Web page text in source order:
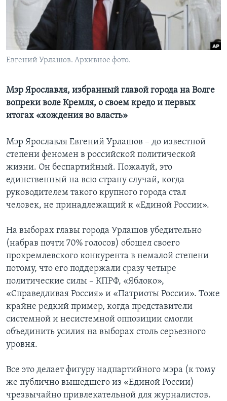
Learning English
СОЦИАЛЬНЫЕ СЕТИ
Языки
Евгений Урлашов. Архивное фото.
Мэр Ярославля, избранный главой города на Волге
вопреки воле Кремля, о своем кредо и первых
итогах «хождения во власть»
Мэр Ярославля Евгений Урлашов – до известной
степени феномен в российской политической
жизни. Он беспартийный. Пожалуй, это
единственный на всю страну случай, когда
руководителем такого крупного города стал
человек, не принадлежащий к «Единой России».
На выборах главы города Урлашов убедительно
(набрав почти 70% голосов) обошел своего
прокремлевского конкурента в немалой степени
потому, что его поддержали сразу четыре
политические силы – КПРФ, «Яблоко»,
«Справедливая Россия» и «Патриоты России». Тоже
крайне редкий пример, когда представители
системной и несистемной оппозиции смогли
объединить усилия на выборах столь серьезного
уровня.
Все это делает фигуру надпартийного мэра (к тому
же публично вышедшего из «Единой России)
чрезвычайно привлекательной для журналистов.